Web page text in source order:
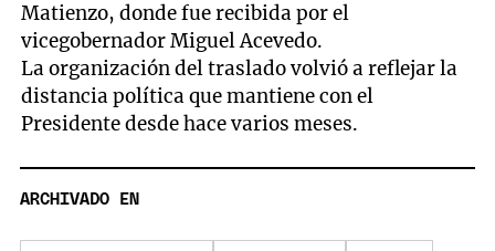
Matienzo, donde fue recibida por el
vicegobernador Miguel Acevedo.
La organización del traslado volvió a reflejar la
distancia política que mantiene con el
Presidente desde hace varios meses.
ARCHIVADO EN